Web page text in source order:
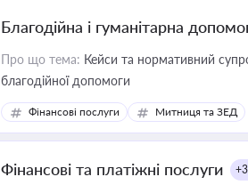
Благодійна і гуманітарна
Про що тема: Кейси та нормативний
благодійної допомоги
Фінансові послуги Митниця та ЗЕД
Фінансові та платіжні послуги